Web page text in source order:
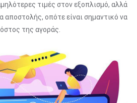
τιμές στον εξοπλισμό, αλλά
αποστολής, οπότε είναι σημαντικό να
της αγοράς.